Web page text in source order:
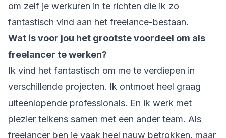
om zelf je werkuren in te richten die ik zo
fantastisch vind aan het freelance-bestaan.
Wat is voor jou het grootste voordeel om als
freelancer te werken?
Ik vind het fantastisch om me te verdiepen in
verschillende projecten. Ik ontmoet heel graag
uiteenlopende professionals. En ik werk met
plezier telkens samen met een ander team. Als
freelancer ben je vaak heel nauw betrokken, maar